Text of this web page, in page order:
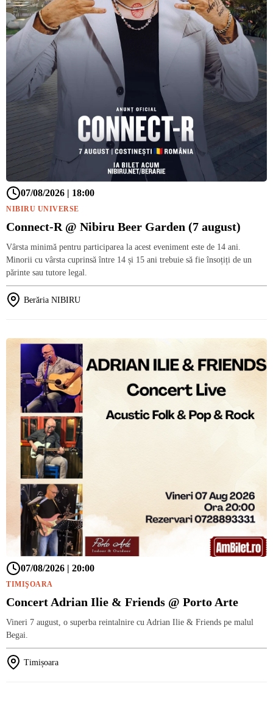
07/08/2026 | 18:00
NIBIRU UNIVERSE
Connect-R @ Nibiru Beer Garden (7 august)
Vârsta minimă pentru participarea la acest eveniment este de 14 ani.
Minorii cu vârsta cuprinsă între 14 și 15 ani trebuie să fie însoțiți de un
părinte sau tutore legal.
Berăria NIBIRU
07/08/2026 | 20:00
TIMIŞOARA
Concert Adrian Ilie & Friends @ Porto Arte
Vineri 7 august, o superba reintalnire cu Adrian Ilie & Friends pe malul
Begai.
Timișoara